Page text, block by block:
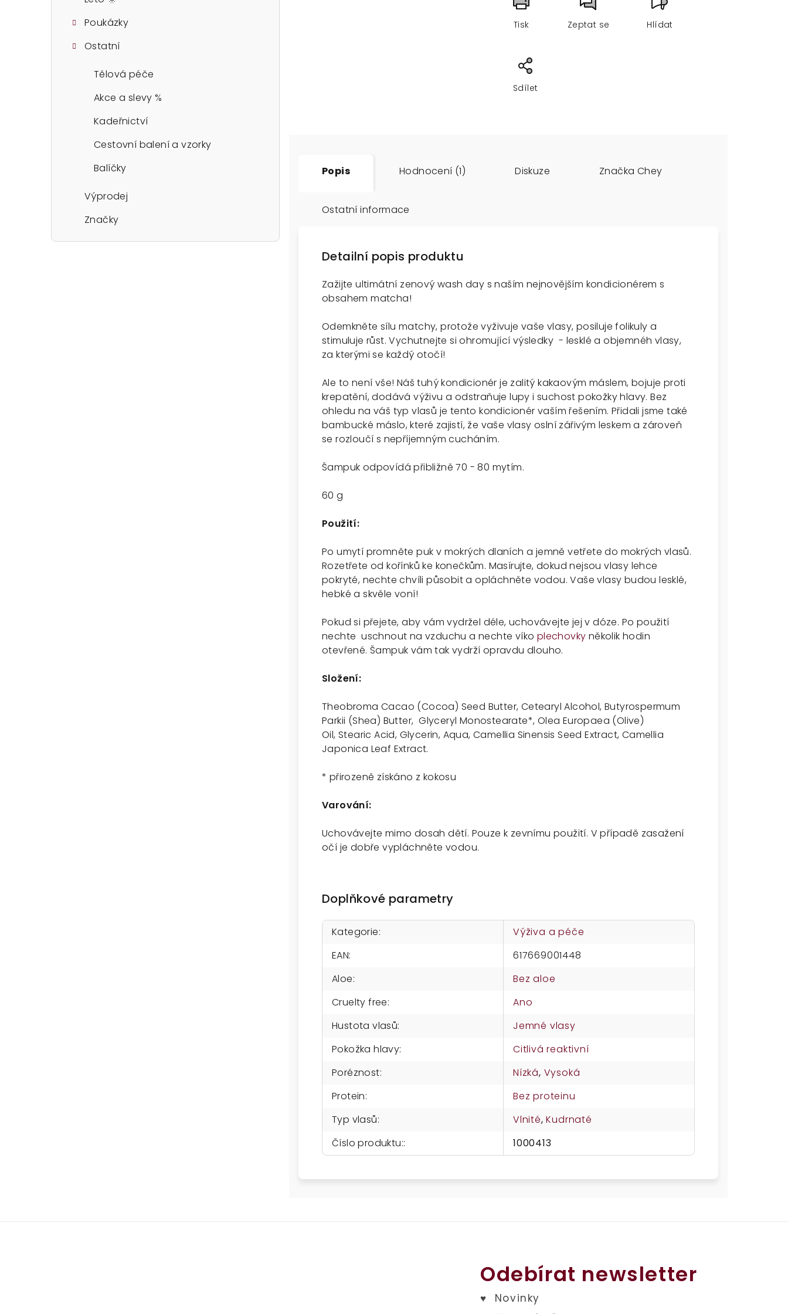
Poukázky
Ostatní
Tělová péče
Akce a slevy %
Kadeřnictví
Cestovní balení a vzorky
Balíčky
Výprodej
Značky
Tisk Zeptat se Hlídat
Sdílet
Popis Hodnocení (1) Diskuze Značka Chey
Ostatní informace
Detailní popis produktu
Zažijte ultimátní zenový wash day s naším nejnovějším kondicionérem s
obsahem matcha!
Odemkněte sílu matchy, protože vyživuje vaše vlasy, posiluje folikuly a
stimuluje růst. Vychutnejte si ohromující výsledky - lesklé a objemnéh vlasy,
za kterými se každý otočí!
Ale to není vše! Náš tuhý kondicionér je zalitý kakaovým máslem, bojuje proti
krepatění, dodává výživu a odstraňuje lupy i suchost pokožky hlavy. Bez
ohledu na váš typ vlasů je tento kondicionér vaším řešením. Přidali jsme také
bambucké máslo, které zajistí, že vaše vlasy oslní zářivým leskem a zároveň
se rozloučí s nepříjemným cucháním.
Šampuk odpovídá přibližně 70 - 80 mytím.
60 g
Použití:
Po umytí promněte puk v mokrých dlaních a jemně vetřete do mokrých vlasů.
Rozetřete od kořínků ke konečkům. Masírujte, dokud nejsou vlasy lehce
pokryté, nechte chvíli působit a opláchněte vodou. Vaše vlasy budou lesklé,
hebké a skvěle voní!
Pokud si přejete, aby vám vydržel déle, uchovávejte jej v dóze. Po použití
nechte uschnout na vzduchu a nechte víko plechovky několik hodin
otevřené. Šampuk vám tak vydrží opravdu dlouho.
Složení:
Theobroma Cacao (Cocoa) Seed Butter, Cetearyl Alcohol, Butyrospermum
Parkii (Shea) Butter, Glyceryl Monostearate*, Olea Europaea (Olive)
Oil, Stearic Acid, Glycerin, Aqua, Camellia Sinensis Seed Extract, Camellia
Japonica Leaf Extract.
* přirozeně získáno z kokosu
Varování:
Uchovávejte mimo dosah dětí. Pouze k zevnímu použití. V případě zasažení
očí je dobře vypláchněte vodou.
Doplňkové parametry
Kategorie:
Výživa a péče
EAN:
617669001448
Aloe:
Bez aloe
Cruelty free:
Ano
Hustota vlasů:
Jemné vlasy
Pokožka hlavy:
Citlivá reaktivní
Poréznost: Nízká, Vysoká
Protein:
Bez proteinu
Typ vlasů: Vlnité,Kudrnaté
Číslo produktu:: 1000413
Odebírat newsletter